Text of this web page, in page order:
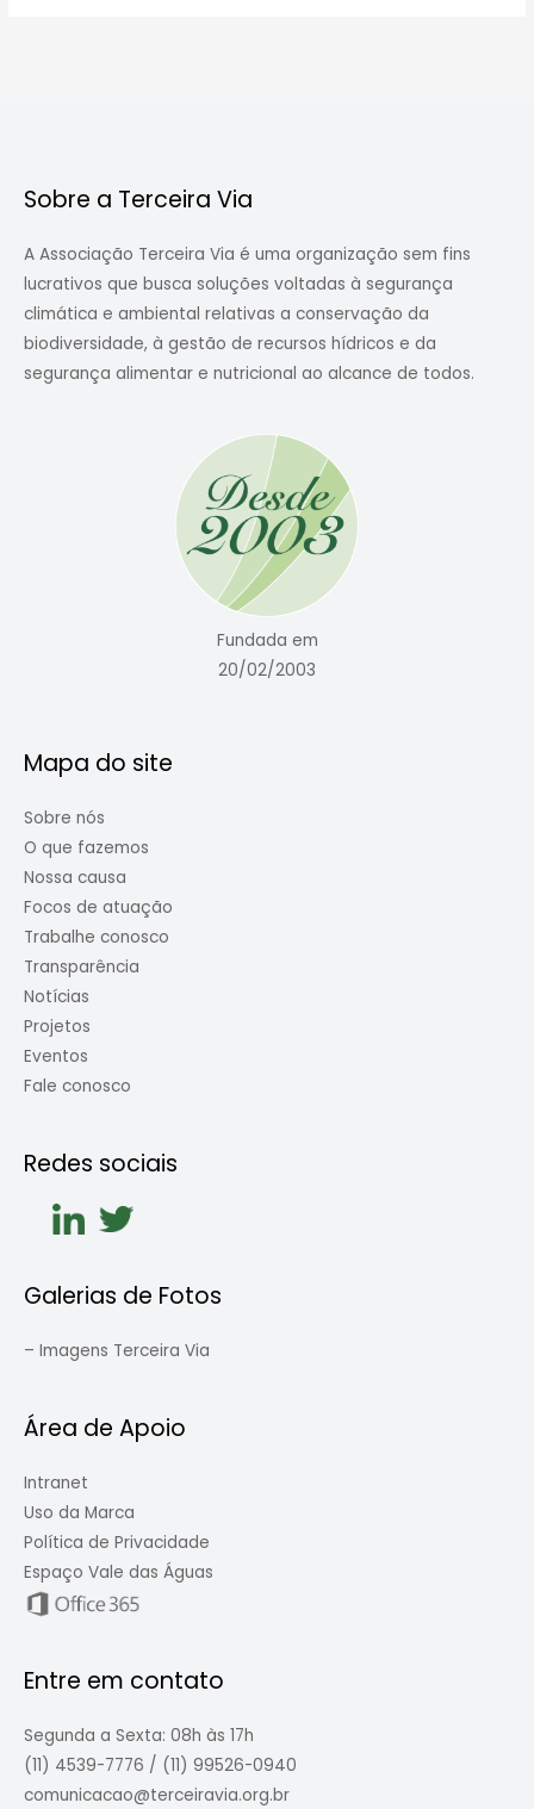
Sobre a Terceira Via
A Associação Terceira Via é uma organização sem fins
lucrativos que busca soluções voltadas à segurança
climática e ambiental relativas a conservação da
biodiversidade, à gestão de recursos hídricos e da
segurança alimentar e nutricional ao alcance de todos.
Fundada em
20/02/2003
Mapa do site
Sobre nós
O que fazemos
Nossa causa
Focos de atuação
Trabalhe conosco
Transparência
Notícias
Projetos
Eventos
Fale conosco
Redes sociais
Galerias de Fotos
– Imagens Terceira Via
Área de Apoio
Intranet
Uso da Marca
Política de Privacidade
Espaço Vale das Águas
Entre em contato
Segunda a Sexta: 08h às 17h
(11) 4539-7776 / (11) 99526-0940
comunicacao@terceiravia.org.br